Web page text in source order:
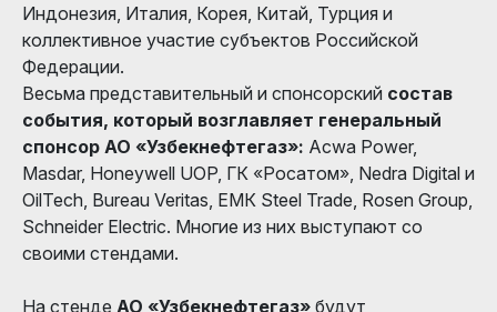
Индонезия, Италия, Корея, Китай, Турция и
коллективное участие субъектов Российской
Федерации.
Весьма представительный и спонсорский состав
события, который возглавляет генеральный
спонсор АО «Узбекнефтегаз»: Acwa Power,
Masdar, Honeywell UOP, ГК «Росатом», Nedra Digital и
OilTech, Bureau Veritas, ЕМК Steel Trade, Rosen Group,
Schneider Electric. Многие из них выступают со
своими стендами.
На стенде АО «Узбекнефтегаз» будут